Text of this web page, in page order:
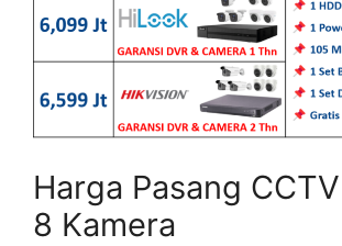
Harga Pasang
8 Kamera